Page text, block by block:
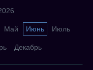
Май Июнь Июль
Декабрь